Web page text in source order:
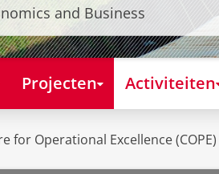
and Business
Projecten Activiteiten
for Operational Excellence (COPE)